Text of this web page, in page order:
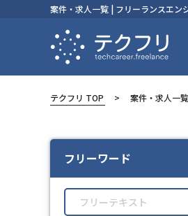
案件・求人一覧 | フリーランスエン
テクフリ TOP 案件・求人一覧
フリーワード